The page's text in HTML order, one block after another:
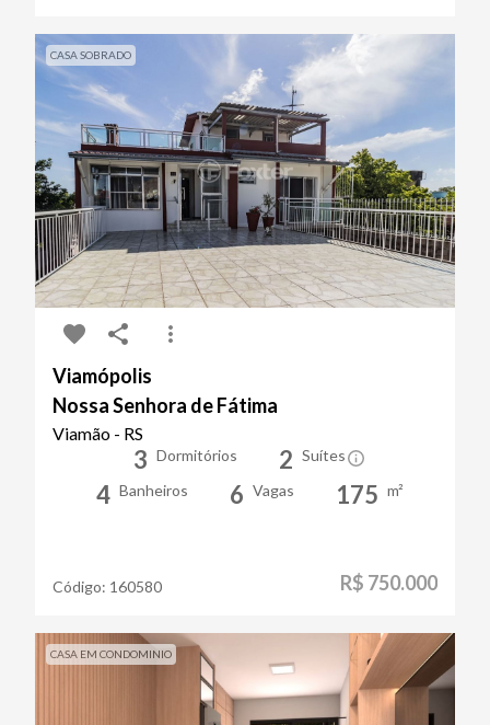
CASA SOBRADO
Viamópolis
Nossa Senhora de Fátima
Viamão - RS
3 Dormitórios 2 Suítes
4 Banheiros 6 Vagas 175 m²
Código: 160580 R$ 750.000
CASA EM CONDOMINIO